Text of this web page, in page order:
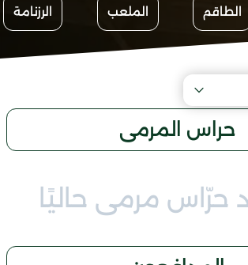
الطاقم الملعب الرزنامة
حراس المرمى
حرّاس مرمى حاليًا